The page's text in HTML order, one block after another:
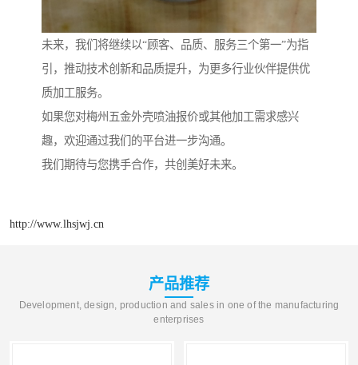
未来，我们将继续以“顾客、品质、服务三个第一”为指
引，推动技术创新和品质提升，为更多行业伙伴提供优
质加工服务。
如果您对梅州五金外壳喷油报价或其他加工需求感兴
趣，欢迎通过我们的平台进一步沟通。
我们期待与您携手合作，共创美好未来。
http://www.lhsjwj.cn
产品推荐
Development, design, production and sales in one of the manufacturing
enterprises